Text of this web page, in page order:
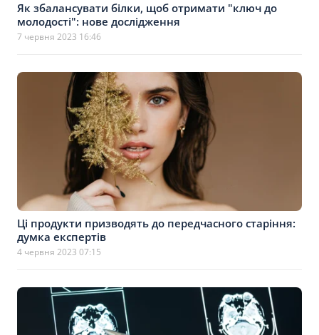
Як збалансувати білки, щоб отримати "ключ до
молодості": нове дослідження
7 червня 2023 16:46
Ці продукти призводять до передчасного старіння:
думка експертів
4 червня 2023 07:15